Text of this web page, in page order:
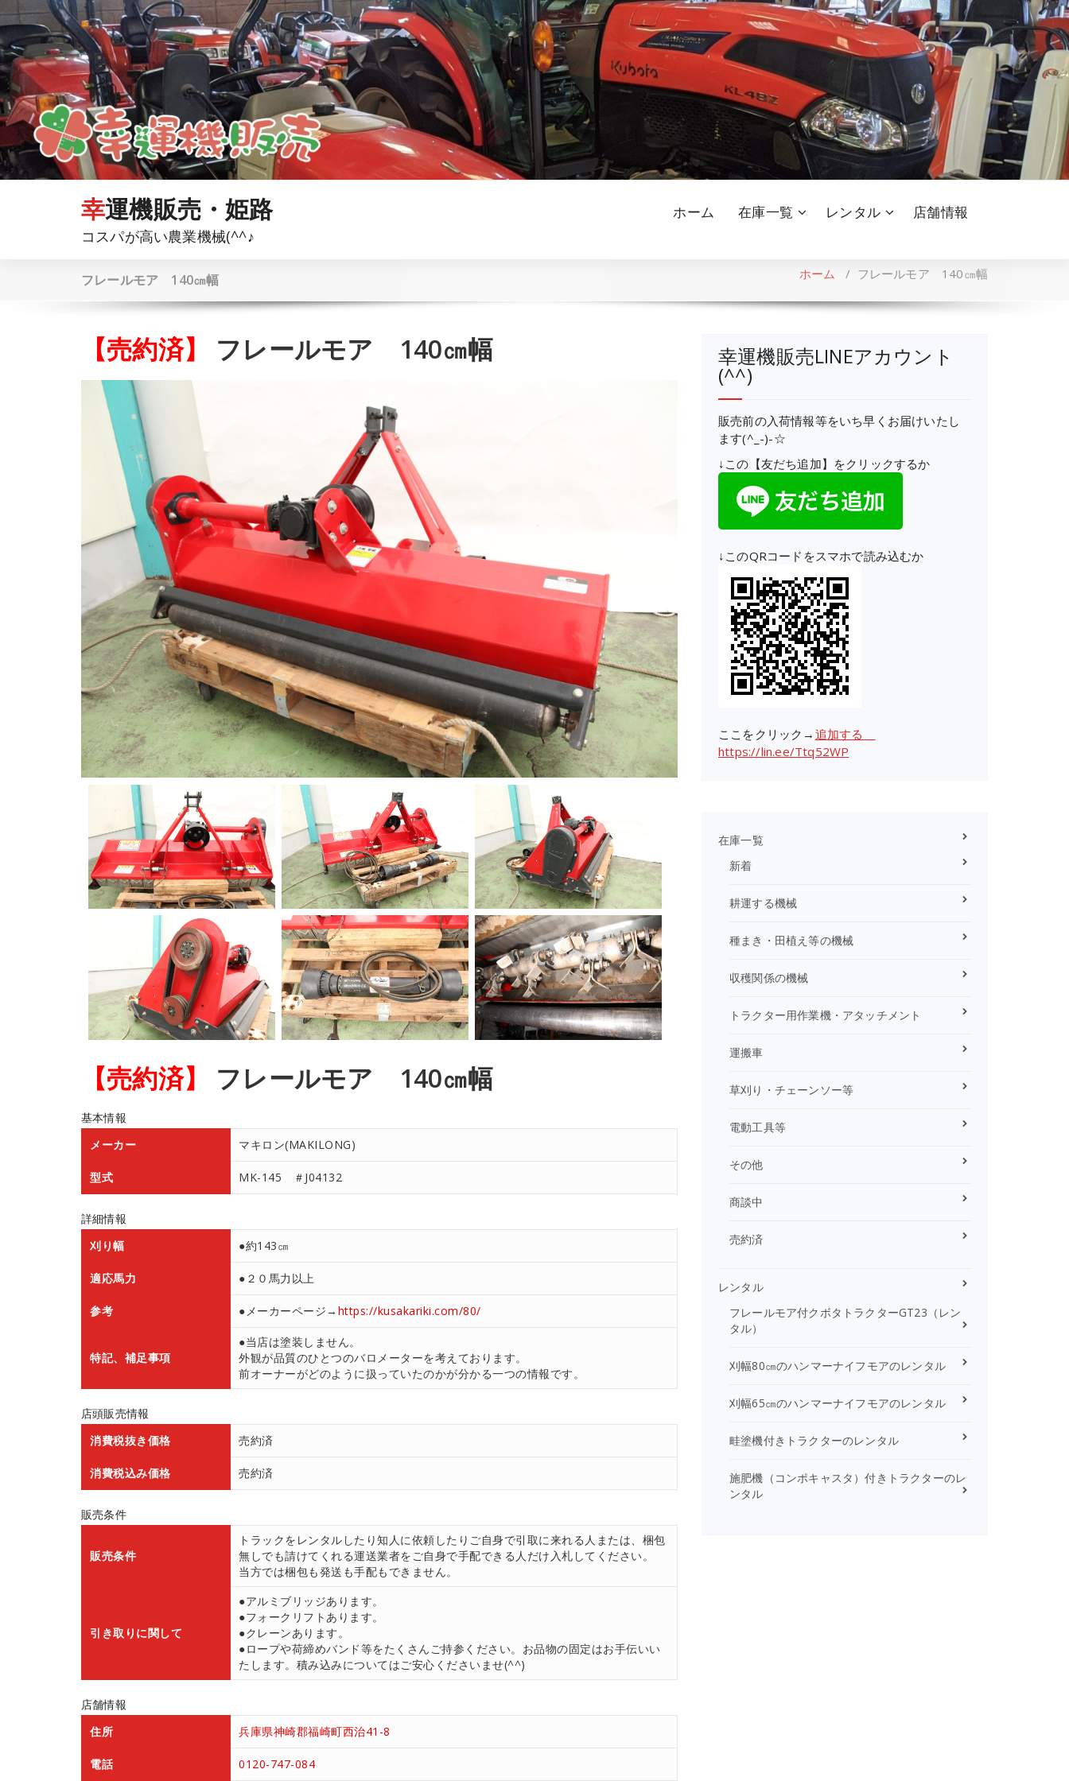
ン
テ
ン
ツ
へ
ス
キ
プ
幸運機販売・姫路
コスパが高い農業機械(^^♪
ホーム 在庫一覧 レンタル 店舗情報
フレールモア 140㎝幅 ホーム / フレールモア 140㎝幅
【売約済】 フレールモア 140㎝幅
【売約済】 フレールモア 140㎝幅
基本情報
メーカー
マキロン(MAKILONG)
型式 MK-145 ＃J04132
詳細情報
刈り幅
●約143㎝
適応馬力 ●２０馬力以上
参考 ●メーカーページ→ https://kusakariki.com/80/
特記、補足事項
●当店は塗装しません。
外観が品質のひとつのバロメーターを考えております。
前オーナーがどのように扱っていたのかが分かる一つの情報です。
店頭販売情報
消費税抜き価格
売約済
消費税込み価格 売約済
販売条件
販売条件
トラックをレンタルしたり知人に依頼したりご自身で引取に来れる人または、梱包
無しでも請けてくれる運送業者をご自身で手配できる人だけ入札してください。
当方では梱包も発送も手配もできません。
引き取りに関して
●アルミブリッジあります。
●フォークリフトあります。
●クレーンあります。
●ロープや荷締めバンド等をたくさんご持参ください。お品物の固定はお手伝いい
たします。積み込みについてはご安心くださいませ(^^)
店舗情報
住所
兵庫県神崎郡福崎町西治41-8
電話 0120-747-084
幸運機販売LINEアカウント
(^^)
販売前の入荷情報等をいち早くお届けいたし
ます(^_-)-☆
↓この【友だち追加】をクリックするか
↓このQRコードをスマホで読み込むか
ここをクリック→ 追加する
https://lin.ee/Ttq52WP
在庫一覧
新着
耕運する機械
種まき・田植え等の機械
収穫関係の機械
トラクター用作業機・アタッチメント
運搬車
草刈り・チェーンソー等
電動工具等
その他
商談中
売約済
レンタル
フレールモア付クボタトラクターGT23（レン
タル）
刈幅80㎝のハンマーナイフモアのレンタル
刈幅65㎝のハンマーナイフモアのレンタル
畦塗機付きトラクターのレンタル
施肥機（コンポキャスタ）付きトラクターのレ
ンタル